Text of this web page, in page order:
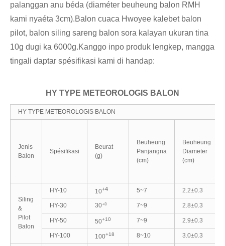
palanggan anu béda (diaméter beuheung balon RMH
kami nyaéta 3cm).Balon cuaca Hwoyee kalebet balon
pilot, balon siling sareng balon sora kalayan ukuran tina
10g dugi ka 6000g.Kanggo inpo produk lengkep, mangga
tingali daptar spésifikasi kami di handap:
HY TYPE METEOROLOGIS BALON
HY TYPE METEOROLOGIS BALON
Jenis
Balon
Spésifikasi
Beurat
(g)
Beuheung
Panjangna
(cm)
Beuheung
Diameter
(cm)
Siling
&
Pilot
Balon
HY-10 10+4 5~7 2.2±0.3
HY-30 30+8 7~9 2.8±0.3
HY-50 50+10 7~9 2.9±0.3
HY-100 100+18 8~10 3.0±0.3